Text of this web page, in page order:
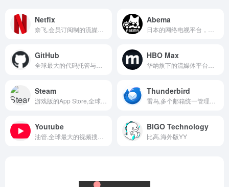
Netfix Abema
GitHub HBO Max
Steam Thunderbird
Youtube BIGO Technology
比高,海外版YY